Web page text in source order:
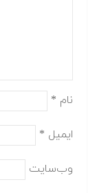
نام *
ایمیل *
وب‌سایت